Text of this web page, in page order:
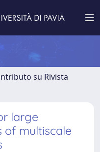
su Rivista
large
of multiscale